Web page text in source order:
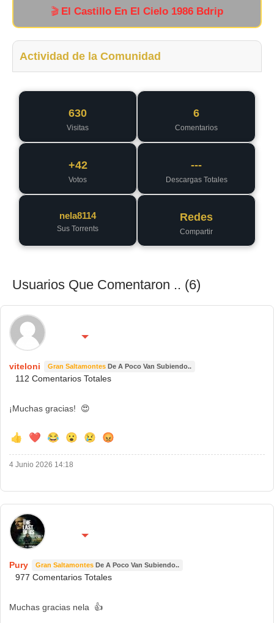
🎬 El Castillo En El Cielo 1986 Bdrip
Actividad de la Comunidad
630
Visitas
6
Comentarios
+42
Votos
---
Descargas Totales
nela8114
Sus Torrents
Redes
Compartir
Usuarios Que Comentaron .. (6)
viteloni Gran Saltamontes De A Poco Van Subiendo..
112 Comentarios Totales
¡Muchas gracias! 😍
👍 ❤️ 😂 😮 😢 😡
4 Junio 2026 14:18
Pury Gran Saltamontes De A Poco Van Subiendo..
977 Comentarios Totales
Muchas gracias nela 👍